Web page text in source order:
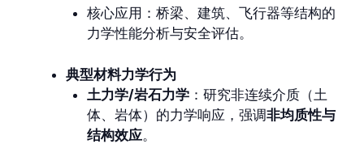
核心应用：桥梁、建筑、飞行器等结构的
力学性能分析与安全评估。
典型材料力学行为
土力学/岩石力学：研究非连续介质（土
体、岩体）的力学响应，强调非均质性与
结构效应。